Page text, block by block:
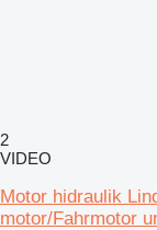
2
VIDEO
Motor hidraulik
motor/Fahrmotor